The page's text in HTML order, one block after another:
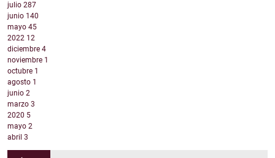
julio 287
junio 140
mayo 45
2022 12
diciembre 4
noviembre 1
octubre 1
agosto 1
junio 2
marzo 3
2020 5
mayo 2
abril 3